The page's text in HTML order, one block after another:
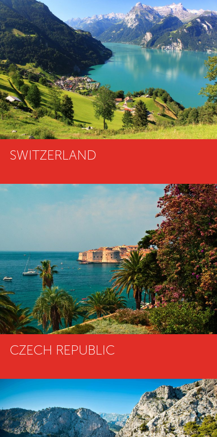
SWITZERLAND
CZECH REPUBLIC